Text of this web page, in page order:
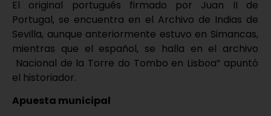
El original portugués firmado por Juan II de
Portugal, se encuentra en el Archivo de Indias de
Sevilla, aunque anteriormente estuvo en Simancas,
mientras que el español, se halla en el archivo
Nacional de la Torre do Tombo en Lisboa” apuntó
el historiador.
Apuesta municipal